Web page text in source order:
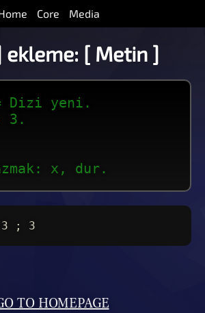
Core Media
ekleme: [ Metin ]
Dizi yeni.
3.
x, dur.
; 3
TO HOMEPAGE